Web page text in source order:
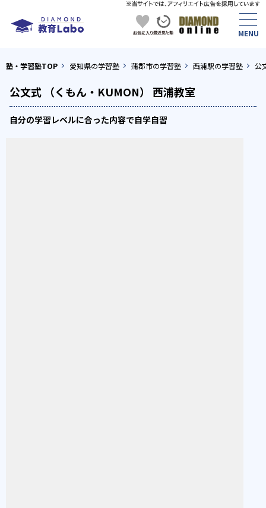
塾・学習塾TOP 愛知県の学習塾 蒲郡市の学習塾 西浦駅の学習塾 公
公文式 （くもん・KUMON） 西浦教室
自分の学習レベルに合った内容で自学自習